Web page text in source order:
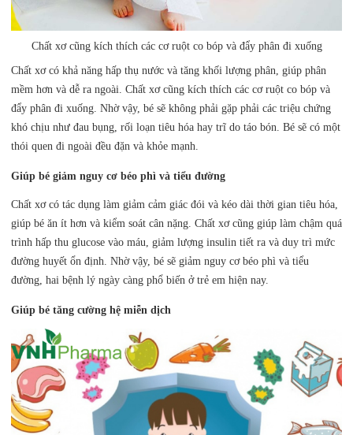
Chất xơ cũng kích thích các cơ ruột co bóp và đẩy phân đi xuống
Chất xơ có khả năng hấp thụ nước và tăng khối lượng phân, giúp phân
mềm hơn và dễ ra ngoài. Chất xơ cũng kích thích các cơ ruột co bóp và
đẩy phân đi xuống. Nhờ vậy, bé sẽ không phải gặp phải các triệu chứng
khó chịu như đau bụng, rối loạn tiêu hóa hay trĩ do táo bón. Bé sẽ có một
thói quen đi ngoài đều đặn và khỏe mạnh.
Giúp bé giảm nguy cơ béo phì và tiểu đường
Chất xơ có tác dụng làm giảm cảm giác đói và kéo dài thời gian tiêu hóa,
giúp bé ăn ít hơn và kiểm soát cân nặng. Chất xơ cũng giúp làm chậm quá
trình hấp thu glucose vào máu, giảm lượng insulin tiết ra và duy trì mức
đường huyết ổn định. Nhờ vậy, bé sẽ giảm nguy cơ béo phì và tiểu
đường, hai bệnh lý ngày càng phổ biến ở trẻ em hiện nay.
Giúp bé tăng cường hệ miễn dịch